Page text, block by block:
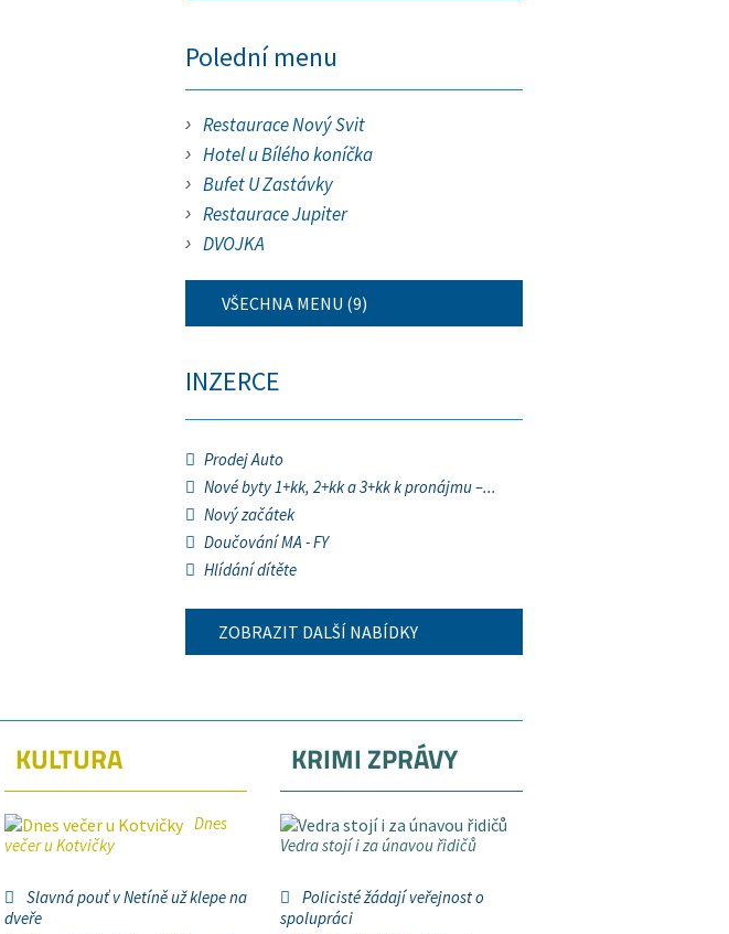
Polední menu
Restaurace Nový Svit
Hotel u Bílého koníčka
Bufet U Zastávky
Restaurace Jupiter
DVOJKA
VŠECHNA MENU (9)
INZERCE
Prodej Auto
Nové byty 1+kk, 2+kk a 3+kk k pronájmu –...
Nový začátek
Doučování MA - FY
Hlídání dítěte
ZOBRAZIT DALŠÍ NABÍDKY
KULTURA
Dnes
večer u Kotvičky
Slavná pouť v Netíně už klepe na
dveře
KRIMI ZPRÁVY
Vedra stojí i za únavou řidičů
Policisté žádají veřejnost o
spolupráci